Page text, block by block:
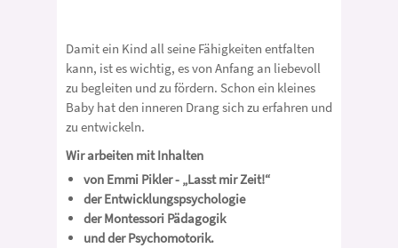
Damit ein Kind all seine Fähigkeiten entfalten
kann, ist es wichtig, es von Anfang an liebevoll
zu begleiten und zu fördern. Schon ein kleines
Baby hat den inneren Drang sich zu erfahren und
zu entwickeln.
Wir arbeiten mit Inhalten
von Emmi Pikler - „Lasst mir Zeit!“
der Entwicklungspsychologie
der Montessori Pädagogik
und der Psychomotorik.